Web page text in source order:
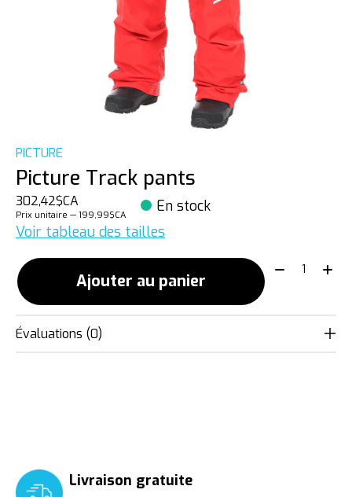
PICTURE
Picture Track pants
302,42$CA
Prix unitaire — 199,99$CA En stock
Voir tableau des tailles
Ajouter au panier
Quantité:
Évaluations (0)
Livraison gratuite